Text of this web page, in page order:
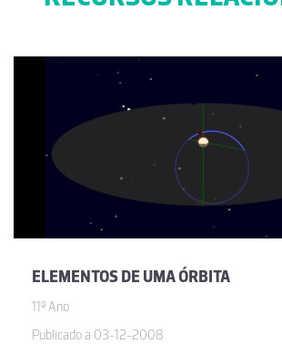
ELEMENTOS DE UMA ÓRBITA
11º Ano
Publicado a 03-12-2008